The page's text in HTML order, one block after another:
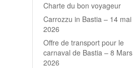
Charte du bon voyageur
Carrozzu in Bastia – 14 mai
2026
Offre de transport pour le
carnaval de Bastia – 8 Mars
2026